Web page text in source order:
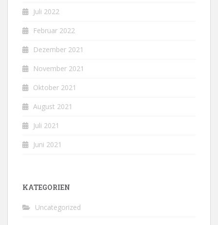
Juli 2022
Februar 2022
Dezember 2021
November 2021
Oktober 2021
August 2021
Juli 2021
Juni 2021
KATEGORIEN
Uncategorized